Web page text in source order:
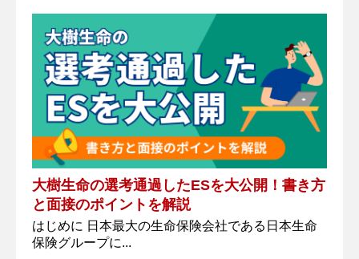
大樹生命の選考通過したESを大公開！書き方
と面接のポイントを解説
はじめに 日本最大の生命保険会社である日本生命
保険グループに...